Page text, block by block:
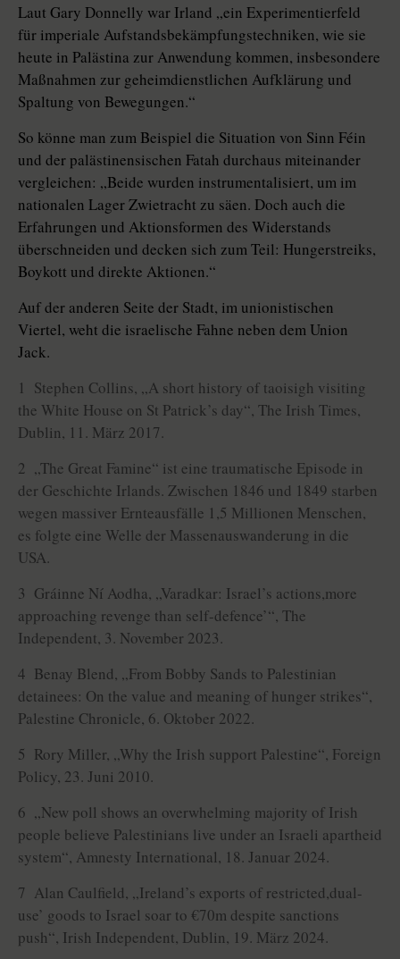
Laut Gary Donnelly war Irland „ein Experimentierfeld
für imperiale Aufstandsbekämpfungstechniken, wie sie
heute in Palästina zur Anwendung kommen, insbesondere
Maßnahmen zur geheimdienstlichen Aufklärung und
Spaltung von Bewegungen.“
So könne man zum Beispiel die Situation von Sinn Féin
und der palästinensischen Fatah durchaus miteinander
vergleichen: „Beide wurden instrumentalisiert, um im
nationalen Lager Zwietracht zu säen. Doch auch die
Erfahrungen und Aktionsformen des Widerstands
überschneiden und decken sich zum Teil: Hungerstreiks,
Boykott und direkte Aktionen.“
Auf der anderen Seite der Stadt, im unionistischen
Viertel, weht die israelische Fahne neben dem Union
Jack.
1 Stephen Collins, „A short history of taoisigh visiting
the White House on St Patrick’s day“, The Irish Times,
Dublin, 11. März 2017.
2 „The Great Famine“ ist eine traumatische Episode in
der Geschichte Irlands. Zwischen 1846 und 1849 starben
wegen massiver Ernteausfälle 1,5 Millionen Menschen,
es folgte eine Welle der Massenauswanderung in die
USA.
3 Gráinne Ní Aodha, „Varadkar: Israel’s actions,more
approaching revenge than self-defence’“, The
Independent, 3. November 2023.
4 Benay Blend, „From Bobby Sands to Palestinian
detainees: On the value and meaning of hunger strikes“,
Palestine Chronicle, 6. Oktober 2022.
5 Rory Miller, „Why the Irish support Palestine“, Foreign
Policy, 23. Juni 2010.
6 „New poll shows an overwhelming majority of Irish
people believe Palestinians live under an Israeli apartheid
system“, Amnesty International, 18. Januar 2024.
7 Alan Caulfield, „Ireland’s exports of restricted,dual-
use’ goods to Israel soar to €70m despite sanctions
push“, Irish Independent, Dublin, 19. März 2024.